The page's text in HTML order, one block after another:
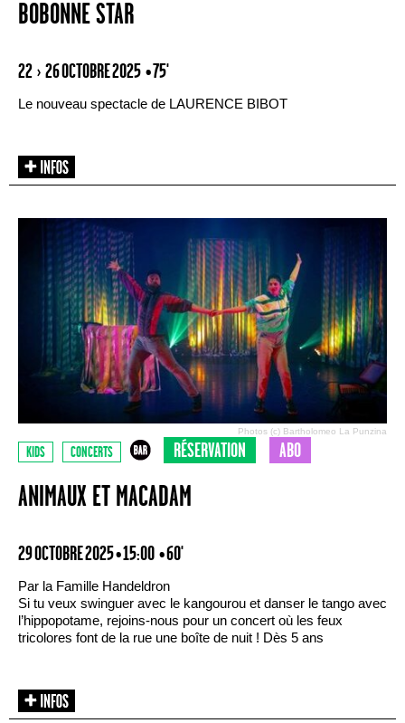
BOBONNE STAR
22 › 26 OCTOBRE 2025 • 75'
Le nouveau spectacle de LAURENCE BIBOT
Photos (c) Bartholomeo La Punzina
KIDS CONCERTS RÉSERVATION ABO
ANIMAUX ET MACADAM
29 OCTOBRE 2025 • 15:00 • 60'
Par la Famille Handeldron
Si tu veux swinguer avec le kangourou et danser le tango avec
l’hippopotame, rejoins-nous pour un concert où les feux
tricolores font de la rue une boîte de nuit ! Dès 5 ans